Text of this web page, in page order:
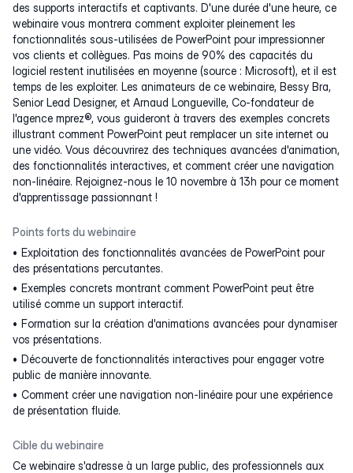
des supports interactifs et captivants. D'une durée d'une heure, ce
webinaire vous montrera comment exploiter pleinement les
fonctionnalités sous-utilisées de PowerPoint pour impressionner
vos clients et collègues. Pas moins de 90% des capacités du
logiciel restent inutilisées en moyenne (source : Microsoft), et il est
temps de les exploiter. Les animateurs de ce webinaire, Bessy Bra,
Senior Lead Designer, et Arnaud Longueville, Co-fondateur de
l'agence mprez®, vous guideront à travers des exemples concrets
illustrant comment PowerPoint peut remplacer un site internet ou
une vidéo. Vous découvrirez des techniques avancées d'animation,
des fonctionnalités interactives, et comment créer une navigation
non-linéaire. Rejoignez-nous le 10 novembre à 13h pour ce moment
d'apprentissage passionnant !
Points forts du webinaire
Exploitation des fonctionnalités avancées de PowerPoint pour
des présentations percutantes.
Exemples concrets montrant comment PowerPoint peut être
utilisé comme un support interactif.
Formation sur la création d'animations avancées pour dynamiser
vos présentations.
Découverte de fonctionnalités interactives pour engager votre
public de manière innovante.
Comment créer une navigation non-linéaire pour une expérience
de présentation fluide.
Cible du webinaire
Ce webinaire s'adresse à un large public, des professionnels aux